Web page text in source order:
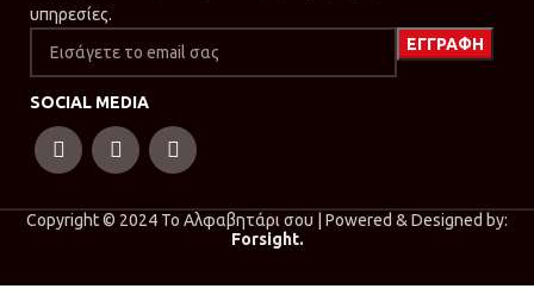
υπηρεσίες.
SOCIAL MEDIA
Copyright © 2024 Το Αλφαβητάρι σου | Powered & Designed by:
Forsight.